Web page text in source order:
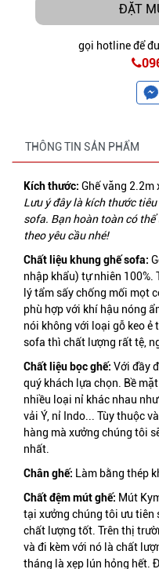
ĐẶT
gọi hotline để
THÔNG TIN SẢN PHẨM
Kích thước: Ghế văng 2.2m
Lưu ý đây là kích thước
sofa. Bạn hoàn toàn có
theo yêu cầu nhé!
Chất liệu khung ghế sofa:
nhập khẩu) tự nhiên 100%.
lý tẩm sấy chống mối mọt
phù hợp với khí hậu nóng
nói không với loại gỗ keo ẻ
sofa thì chất lượng rất tệ,
Chất liệu bọc ghế: Với đầy
quý khách lựa chọn. Bề
nhiều loại nỉ khác nhau
vải Ý, nỉ Indo... Tùy thuộc
hàng mà xưởng chúng tôi
nhất.
Chân ghế: Làm bằng thép
Chất đệm mút ghế: Mút
tại xưởng chúng tôi ưu tiên
chất lượng tốt. Trên thị
và đi kèm với nó là chất
tháng là xẹp lún hỏng hết.